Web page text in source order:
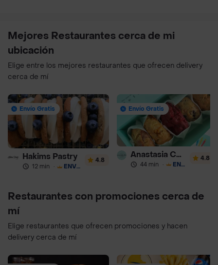
Mejores Restaurantes cerca de mi
ubicación
Elige entre los mejores restaurantes que ofrecen delivery
cerca de mí
Envío Gratis
Hakims Pastry
12 min · ENVÍO GRATIS
4.8
Envío Gratis
Anastasia Cookies
44 min · ENVÍO GRATIS
4.8
Restaurantes con promociones cerca de
mí
Elige restaurantes que ofrecen promociones y hacen
delivery cerca de mí